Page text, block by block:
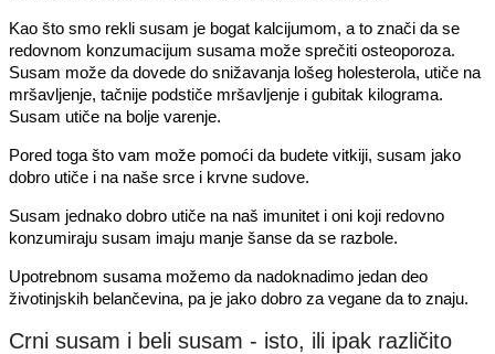
Kao što smo rekli susam je bogat kalcijumom, a to znači da se
redovnom konzumacijum susama može sprečiti osteoporoza.
Susam može da dovede do snižavanja lošeg holesterola, utiče na
mršavljenje, tačnije podstiče mršavljenje i gubitak kilograma.
Susam utiče na bolje varenje.
Pored toga što vam može pomoći da budete vitkiji, susam jako
dobro utiče i na naše srce i krvne sudove.
Susam jednako dobro utiče na naš imunitet i oni koji redovno
konzumiraju susam imaju manje šanse da se razbole.
Upotrebnom susama možemo da nadoknadimo jedan deo
životinjskih belančevina, pa je jako dobro za vegane da to znaju.
Crni susam i beli susam - isto, ili ipak različito